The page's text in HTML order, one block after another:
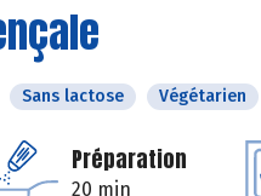
Sans lactose Végétarien
Préparation
20 min